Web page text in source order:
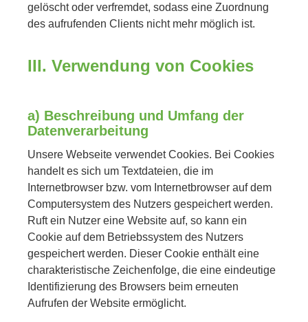
gelöscht oder verfremdet, sodass eine Zuordnung
des aufrufenden Clients nicht mehr möglich ist.
III. Verwendung von Cookies
a) Beschreibung und Umfang der
Datenverarbeitung
Unsere Webseite verwendet Cookies. Bei Cookies
handelt es sich um Textdateien, die im
Internetbrowser bzw. vom Internetbrowser auf dem
Computersystem des Nutzers gespeichert werden.
Ruft ein Nutzer eine Website auf, so kann ein
Cookie auf dem Betriebssystem des Nutzers
gespeichert werden. Dieser Cookie enthält eine
charakteristische Zeichenfolge, die eine eindeutige
Identifizierung des Browsers beim erneuten
Aufrufen der Website ermöglicht.